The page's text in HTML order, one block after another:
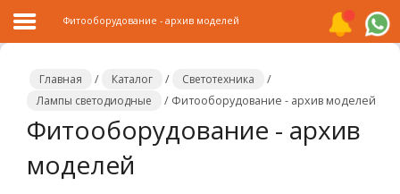
Главная
Каталог
Фитооборудование - архив моделей
Главная / Каталог / Светотехника
/
Лампы светодиодные
/ Фитооборудование - архив моделей
Фитооборудование - архив
моделей